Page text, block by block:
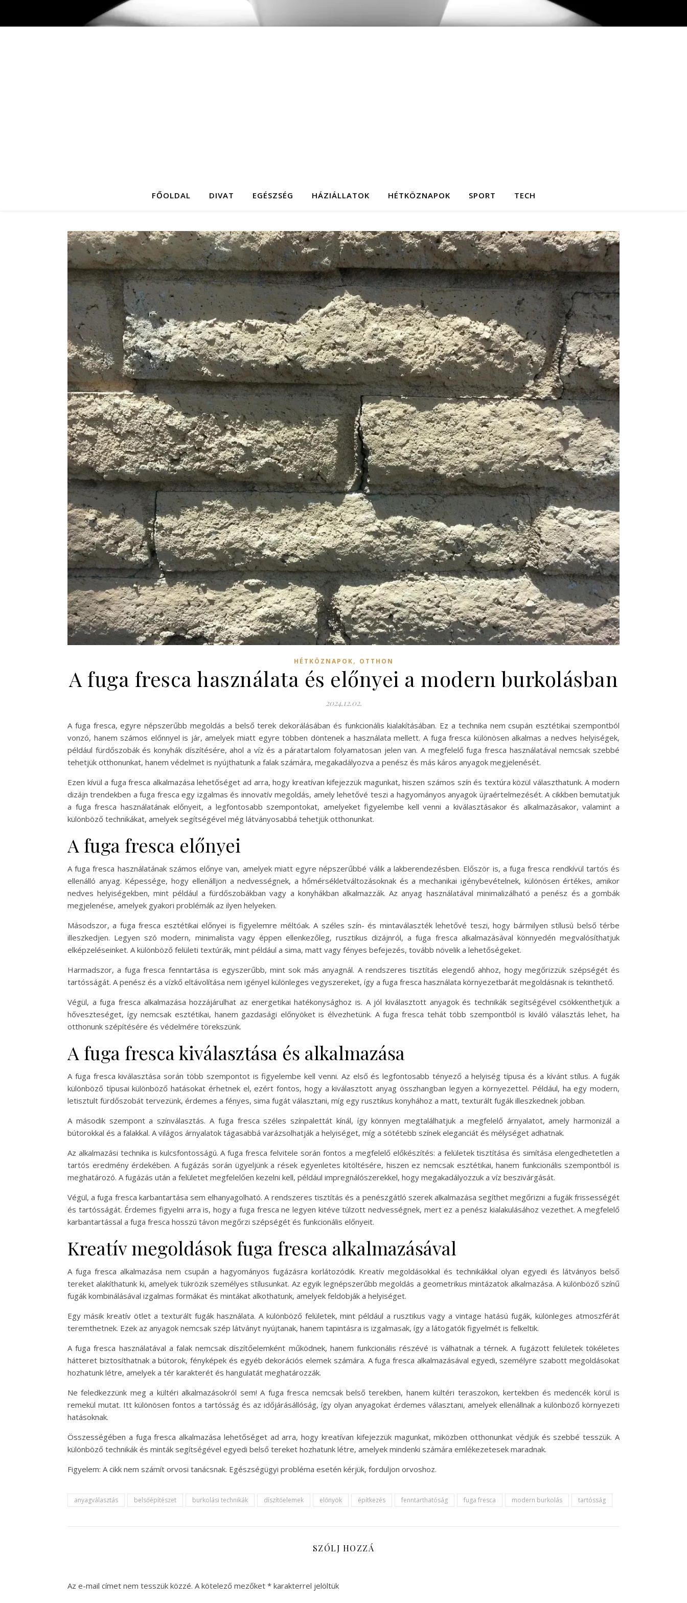
FŐOLDAL DIVAT EGÉSZSÉG HÁZIÁLLATOK HÉTKÖZNAPOK SPORT TECH
HÉTKÖZNAPOK, OTTHON
A fuga fresca használata és előnyei a modern burkolásban
2024.12.02.
A fuga fresca, egyre népszerűbb megoldás a belső terek dekorálásában és funkcionális kialakításában. Ez a technika nem csupán esztétikai szempontból
vonzó, hanem számos előnnyel is jár, amelyek miatt egyre többen döntenek a használata mellett. A fuga fresca különösen alkalmas a nedves helyiségek,
például fürdőszobák és konyhák díszítésére, ahol a víz és a páratartalom folyamatosan jelen van. A megfelelő fuga fresca használatával nemcsak szebbé
tehetjük otthonunkat, hanem védelmet is nyújthatunk a falak számára, megakadályozva a penész és más káros anyagok megjelenését.
Ezen kívül a fuga fresca alkalmazása lehetőséget ad arra, hogy kreatívan kifejezzük magunkat, hiszen számos szín és textúra közül választhatunk. A modern
dizájn trendekben a fuga fresca egy izgalmas és innovatív megoldás, amely lehetővé teszi a hagyományos anyagok újraértelmezését. A cikkben bemutatjuk
a fuga fresca használatának előnyeit, a legfontosabb szempontokat, amelyeket figyelembe kell venni a kiválasztásakor és alkalmazásakor, valamint a
különböző technikákat, amelyek segítségével még látványosabbá tehetjük otthonunkat.
A fuga fresca előnyei
A fuga fresca használatának számos előnye van, amelyek miatt egyre népszerűbbé válik a lakberendezésben. Először is, a fuga fresca rendkívül tartós és
ellenálló anyag. Képessége, hogy ellenálljon a nedvességnek, a hőmérsékletváltozásoknak és a mechanikai igénybevételnek, különösen értékes, amikor
nedves helyiségekben, mint például a fürdőszobákban vagy a konyhákban alkalmazzák. Az anyag használatával minimalizálható a penész és a gombák
megjelenése, amelyek gyakori problémák az ilyen helyeken.
Másodszor, a fuga fresca esztétikai előnyei is figyelemre méltóak. A széles szín- és mintaválaszték lehetővé teszi, hogy bármilyen stílusú belső térbe
illeszkedjen. Legyen szó modern, minimalista vagy éppen ellenkezőleg, rusztikus dizájnról, a fuga fresca alkalmazásával könnyedén megvalósíthatjuk
elképzeléseinket. A különböző felületi textúrák, mint például a sima, matt vagy fényes befejezés, tovább növelik a lehetőségeket.
Harmadszor, a fuga fresca fenntartása is egyszerűbb, mint sok más anyagnál. A rendszeres tisztítás elegendő ahhoz, hogy megőrizzük szépségét és
tartósságát. A penész és a vízkő eltávolítása nem igényel különleges vegyszereket, így a fuga fresca használata környezetbarát megoldásnak is tekinthető.
Végül, a fuga fresca alkalmazása hozzájárulhat az energetikai hatékonysághoz is. A jól kiválasztott anyagok és technikák segítségével csökkenthetjük a
hőveszteséget, így nemcsak esztétikai, hanem gazdasági előnyöket is élvezhetünk. A fuga fresca tehát több szempontból is kiváló választás lehet, ha
otthonunk szépítésére és védelmére törekszünk.
A fuga fresca kiválasztása és alkalmazása
A fuga fresca kiválasztása során több szempontot is figyelembe kell venni. Az első és legfontosabb tényező a helyiség típusa és a kívánt stílus. A fugák
különböző típusai különböző hatásokat érhetnek el, ezért fontos, hogy a kiválasztott anyag összhangban legyen a környezettel. Például, ha egy modern,
letisztult fürdőszobát tervezünk, érdemes a fényes, sima fugát választani, míg egy rusztikus konyhához a matt, texturált fugák illeszkednek jobban.
A második szempont a színválasztás. A fuga fresca széles színpalettát kínál, így könnyen megtalálhatjuk a megfelelő árnyalatot, amely harmonizál a
bútorokkal és a falakkal. A világos árnyalatok tágasabbá varázsolhatják a helyiséget, míg a sötétebb színek eleganciát és mélységet adhatnak.
Az alkalmazási technika is kulcsfontosságú. A fuga fresca felvitele során fontos a megfelelő előkészítés: a felületek tisztítása és simítása elengedhetetlen a
tartós eredmény érdekében. A fugázás során ügyeljünk a rések egyenletes kitöltésére, hiszen ez nemcsak esztétikai, hanem funkcionális szempontból is
meghatározó. A fugázás után a felületet megfelelően kezelni kell, például impregnálószerekkel, hogy megakadályozzuk a víz beszivárgását.
Végül, a fuga fresca karbantartása sem elhanyagolható. A rendszeres tisztítás és a penészgátló szerek alkalmazása segíthet megőrizni a fugák frissességét
és tartósságát. Érdemes figyelni arra is, hogy a fuga fresca ne legyen kitéve túlzott nedvességnek, mert ez a penész kialakulásához vezethet. A megfelelő
karbantartással a fuga fresca hosszú távon megőrzi szépségét és funkcionális előnyeit.
Kreatív megoldások fuga fresca alkalmazásával
A fuga fresca alkalmazása nem csupán a hagyományos fugázásra korlátozódik. Kreatív megoldásokkal és technikákkal olyan egyedi és látványos belső
tereket alakíthatunk ki, amelyek tükrözik személyes stílusunkat. Az egyik legnépszerűbb megoldás a geometrikus mintázatok alkalmazása. A különböző színű
fugák kombinálásával izgalmas formákat és mintákat alkothatunk, amelyek feldobják a helyiséget.
Egy másik kreatív ötlet a texturált fugák használata. A különböző felületek, mint például a rusztikus vagy a vintage hatású fugák, különleges atmoszférát
teremthetnek. Ezek az anyagok nemcsak szép látványt nyújtanak, hanem tapintásra is izgalmasak, így a látogatók figyelmét is felkeltik.
A fuga fresca használatával a falak nemcsak díszítőelemként működnek, hanem funkcionális részévé is válhatnak a térnek. A fugázott felületek tökéletes
hátteret biztosíthatnak a bútorok, fényképek és egyéb dekorációs elemek számára. A fuga fresca alkalmazásával egyedi, személyre szabott megoldásokat
hozhatunk létre, amelyek a tér karakterét és hangulatát meghatározzák.
Ne feledkezzünk meg a kültéri alkalmazásokról sem! A fuga fresca nemcsak belső terekben, hanem kültéri teraszokon, kertekben és medencék körül is
remekül mutat. Itt különösen fontos a tartósság és az időjárásállóság, így olyan anyagokat érdemes választani, amelyek ellenállnak a különböző környezeti
hatásoknak.
Összességében a fuga fresca alkalmazása lehetőséget ad arra, hogy kreatívan kifejezzük magunkat, miközben otthonunkat védjük és szebbé tesszük. A
különböző technikák és minták segítségével egyedi belső tereket hozhatunk létre, amelyek mindenki számára emlékezetesek maradnak.
Figyelem: A cikk nem számít orvosi tanácsnak. Egészségügyi probléma esetén kérjük, forduljon orvoshoz.
anyagválasztás belsőépítészet burkolási technikák díszítőelemek előnyök építkezés fenntarthatóság fuga fresca modern burkolás tartósság
SZÓLJ HOZZÁ
Az e-mail címet nem tesszük közzé. A kötelező mezőket * karakterrel jelöltük